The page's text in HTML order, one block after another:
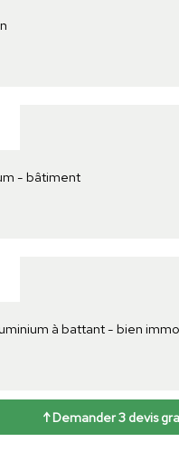
- bâtiment
à battant - bien
↑ Demander 3 devis